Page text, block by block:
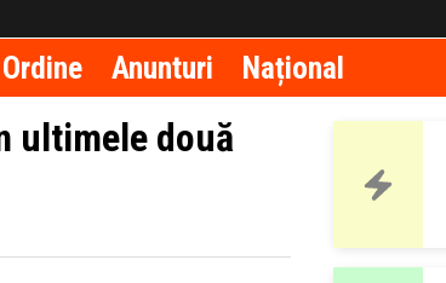
Anunturi Național
ultimele două